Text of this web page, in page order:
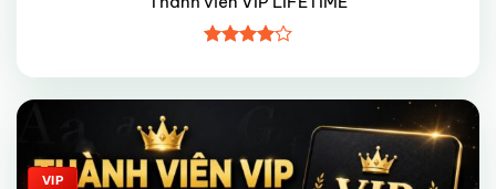
xếp hạng
45 sao
Giảm giá!
VIP